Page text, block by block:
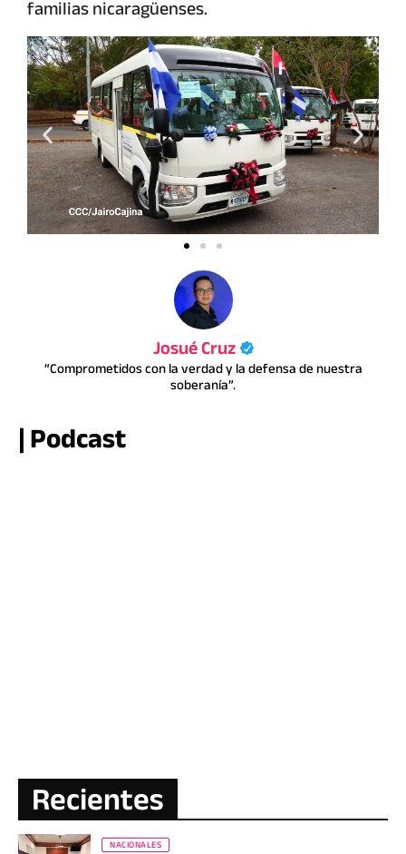
familias nicaragüenses.
Josué Cruz
“Comprometidos con la verdad y la defensa de nuestra
soberanía”.
| Podcast
Recientes
NACIONALES